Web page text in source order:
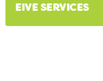
EIVE SERVICES